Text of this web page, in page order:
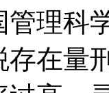
科学
存在量